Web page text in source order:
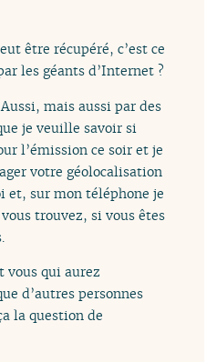
être récupéré, c’est ce
les géants d’Internet ?
Aussi, mais aussi par des
je veuille savoir si
l’émission ce soir et je
votre géolocalisation
et, sur mon téléphone je
trouvez, si vous êtes
vous qui aurez
d’autres personnes
la question de